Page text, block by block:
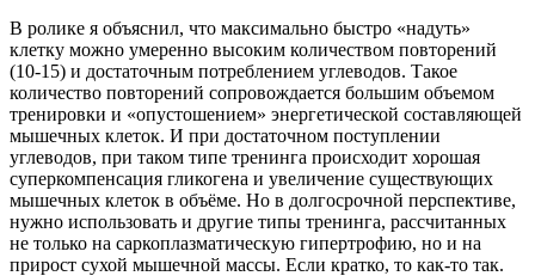
В ролике я объяснил, что максимально быстро «надуть»
клетку можно умеренно высоким количеством повторений
(10-15) и достаточным потреблением углеводов. Такое
количество повторений сопровождается большим объемом
тренировки и «опустошением» энергетической составляющей
мышечных клеток. И при достаточном поступлении
углеводов, при таком типе тренинга происходит хорошая
суперкомпенсация гликогена и увеличение существующих
мышечных клеток в объёме. Но в долгосрочной перспективе,
нужно использовать и другие типы тренинга, рассчитанных
не только на саркоплазматическую гипертрофию, но и на
прирост сухой мышечной массы. Если кратко, то как-то так.